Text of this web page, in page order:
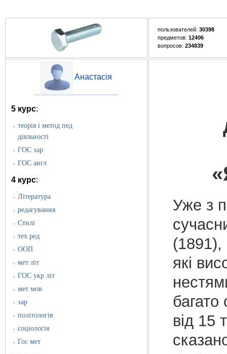
пользователей: 30398
предметов: 12406
вопросов: 234839
Анастасія
5 курс:
» теорія і метод пед
діяльності
» ГОС зар
» ГОС англ
4 курс:
» Література
» редагування
» Стилі
» тех ред
» ООП
» мет літ
» ГОС укр літ
» мет мов
» зар
» політологія
» соціологія
» Гос мет
Уже з
які
від 15